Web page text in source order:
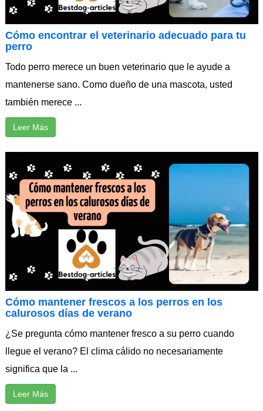
Cómo encontrar el veterinario adecuado para tu
perro
Todo perro merece un buen veterinario que le ayude a
mantenerse sano. Como dueño de una mascota, usted
también merece ...
Leer Más
Cómo mantener frescos a los perros en los
calurosos días de verano
¿Se pregunta cómo mantener fresco a su perro cuando
llegue el verano? El clima cálido no necesariamente
significa que la ...
Leer Más